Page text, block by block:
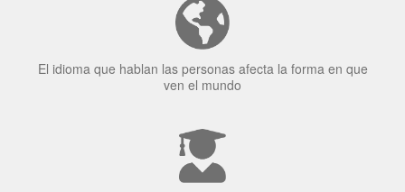
El idioma que hablan las personas afecta la forma en que
ven el mundo